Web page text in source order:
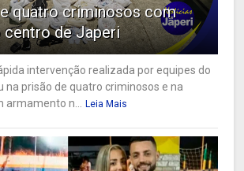
quatro criminosos com
centro de Japeri
intervenção realizada por equipes do
na prisão de quatro criminosos e na
armamento n...
Leia Mais